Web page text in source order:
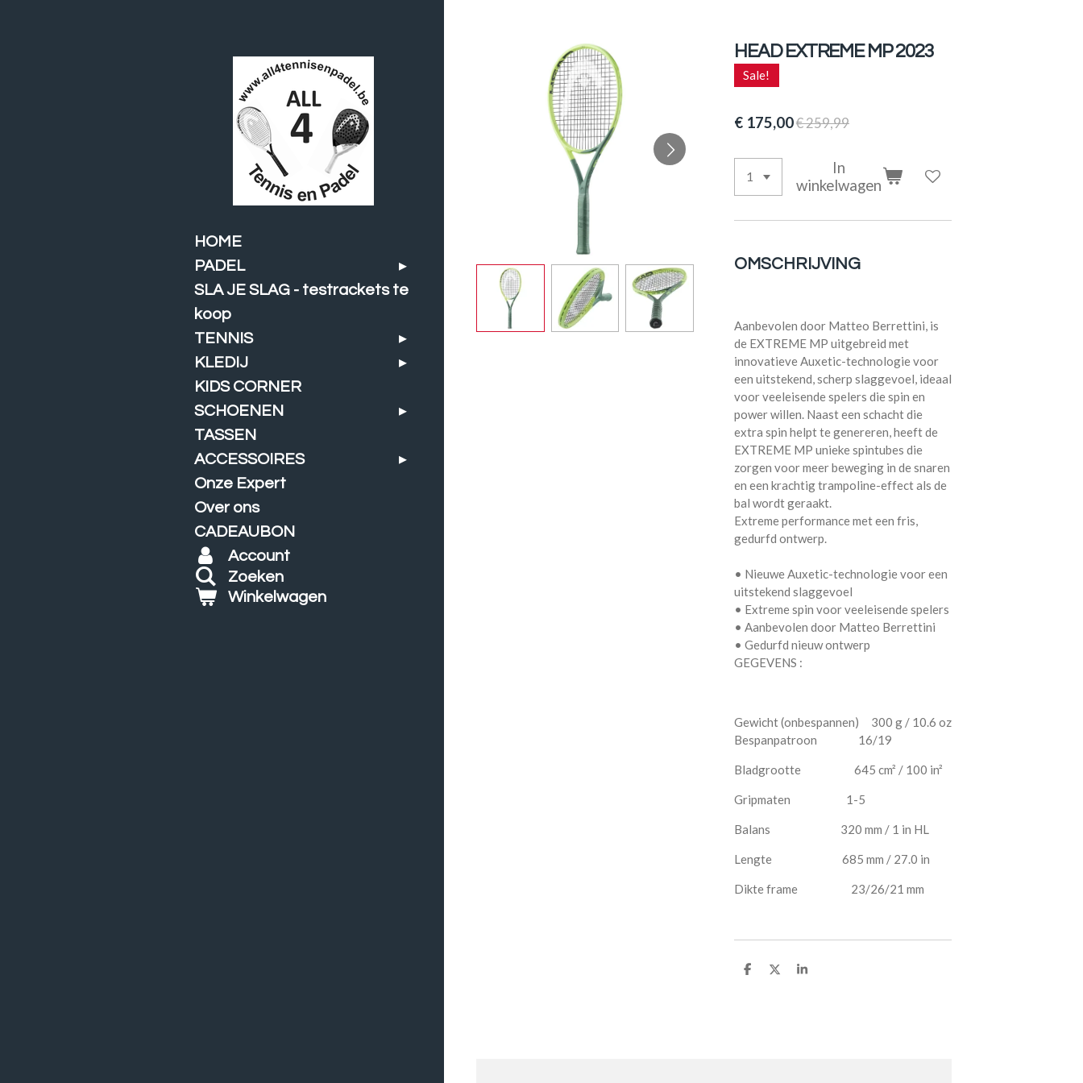
HEAD EXTREME MP 2023
Sale!
€ 175,00€ 259,99
In
winkelwagen
OMSCHRIJVING
Aanbevolen door Matteo Berrettini, is
de EXTREME MP uitgebreid met
innovatieve Auxetic-technologie voor
een uitstekend, scherp slaggevoel, ideaal
voor veeleisende spelers die spin en
power willen. Naast een schacht die
extra spin helpt te genereren, heeft de
EXTREME MP unieke spintubes die
zorgen voor meer beweging in de snaren
en een krachtig trampoline-effect als de
bal wordt geraakt.
Extreme performance met een fris,
gedurfd ontwerp.
• Nieuwe Auxetic-technologie voor een
uitstekend slaggevoel
• Extreme spin voor veeleisende spelers
• Aanbevolen door Matteo Berrettini
• Gedurfd nieuw ontwerp
GEGEVENS :
Gewicht (onbespannen) 300 g / 10.6 oz
Bespanpatroon 16/19
Bladgrootte 645 cm² / 100 in²
Gripmaten 1-5
Balans 320 mm / 1 in HL
Lengte 685 mm / 27.0 in
Dikte frame 23/26/21 mm
D
D
S
HOME
PADEL
SLA JE SLAG - testrackets te
koop
TENNIS
KLEDIJ
KIDS CORNER
SCHOENEN
TASSEN
ACCESSOIRES
Onze Expert
Over ons
CADEAUBON
Account
Zoeken
Winkelwagen